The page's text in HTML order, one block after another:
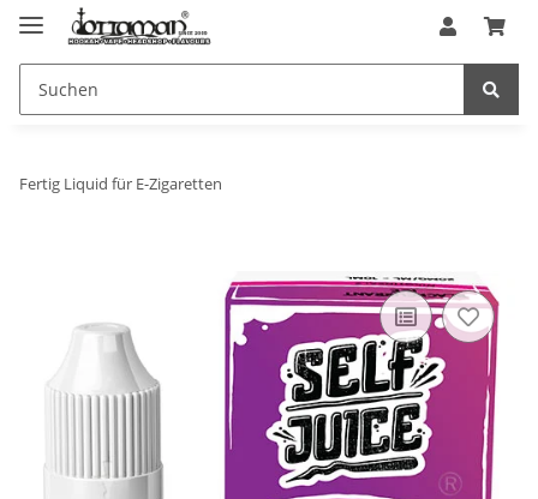
Fertig Liquid für E-Zigaretten